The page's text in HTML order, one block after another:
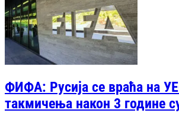
ФИФА: Русија се враћа на
такмичења након 3 године